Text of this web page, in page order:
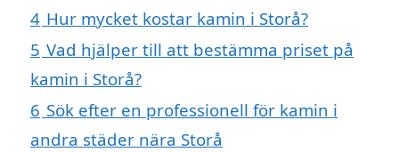
4 Hur mycket kostar kamin i Storå?
5 Vad hjälper till att bestämma priset på
kamin i Storå?
6 Sök efter en professionell för kamin i
andra städer nära Storå